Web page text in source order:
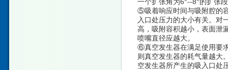
⑤吸着响应时间与吸附腔的
入口处压力的大小有关。对
高，吸附容积越小，表面泄
喷嘴直径应越大。
⑥真空发生器在满足使用要
则真空发生器的耗气量越大
空发生器所产生的吸入口处